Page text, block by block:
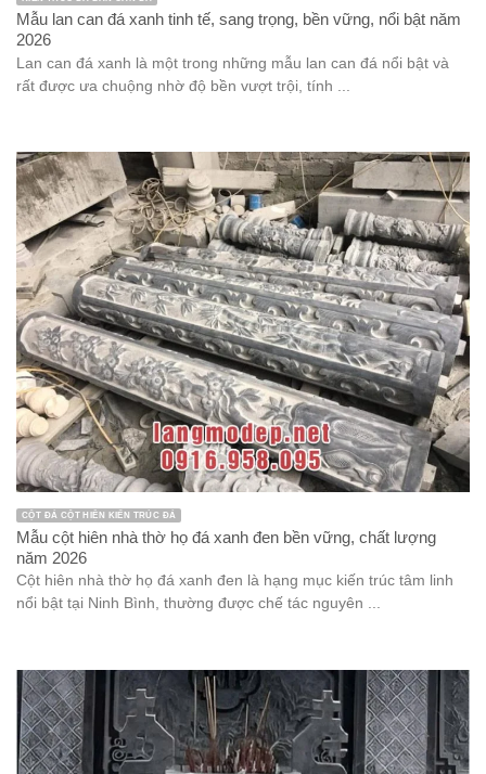
Mẫu lan can đá xanh tinh tế, sang trọng, bền vững, nổi bật năm
2026
Lan can đá xanh là một trong những mẫu lan can đá nổi bật và
rất được ưa chuộng nhờ độ bền vượt trội, tính ...
CỘT ĐÁ CỘT HIÊN KIẾN TRÚC ĐÁ
Mẫu cột hiên nhà thờ họ đá xanh đen bền vững, chất lượng
năm 2026
Cột hiên nhà thờ họ đá xanh đen là hạng mục kiến trúc tâm linh
nổi bật tại Ninh Bình, thường được chế tác nguyên ...